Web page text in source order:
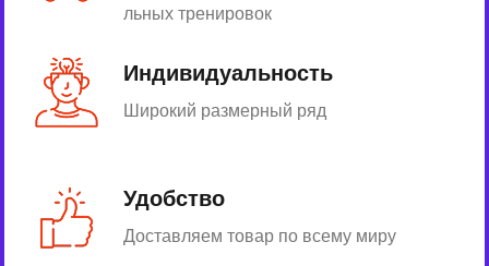
льных тренировок
Индивидуальность
Широкий размерный ряд
Удобство
Доставляем товар по всему миру